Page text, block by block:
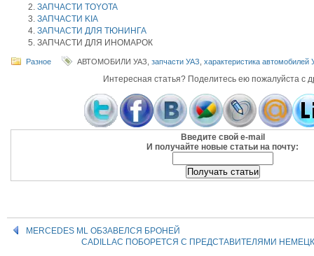
ЗАПЧАСТИ TOYOTA
ЗАПЧАСТИ KIA
ЗАПЧАСТИ ДЛЯ ТЮНИНГА
ЗАПЧАСТИ ДЛЯ ИНОМАРОК
Разное АВТОМОБИЛИ УАЗ, запчасти УАЗ характеристика автомобилей
Интересная статья? Поделитесь ею пожалуйста с
Введите свой e-mail
И получайте новые статьи на почту:
MERCEDES ML ОБЗАВЕЛСЯ БРОНЕЙ
CADILLAC ПОБОРЕТСЯ С ПРЕДСТАВИТЕЛЯМИ